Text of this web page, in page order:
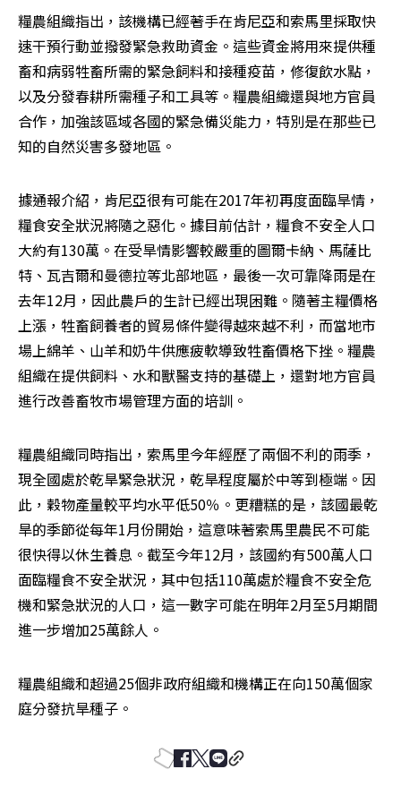
糧農組織指出，該機構已經著手在肯尼亞和索馬里採取快
速干預行動並撥發緊急救助資金。這些資金將用來提供種
畜和病弱牲畜所需的緊急飼料和接種疫苗，修復飲水點，
以及分發春耕所需種子和工具等。糧農組織還與地方官員
合作，加強該區域各國的緊急備災能力，特別是在那些已
知的自然災害多發地區。
據通報介紹，肯尼亞很有可能在2017年初再度面臨旱情，
糧食安全狀況將隨之惡化。據目前估計，糧食不安全人口
大約有130萬。在受旱情影響較嚴重的圖爾卡納、馬薩比
特、瓦吉爾和曼德拉等北部地區，最後一次可靠降雨是在
去年12月，因此農戶的生計已經出現困難。隨著主糧價格
上漲，牲畜飼養者的貿易條件變得越來越不利，而當地市
場上綿羊、山羊和奶牛供應疲軟導致牲畜價格下挫。糧農
組織在提供飼料、水和獸醫支持的基礎上，還對地方官員
進行改善畜牧市場管理方面的培訓。
糧農組織同時指出，索馬里今年經歷了兩個不利的雨季，
現全國處於乾旱緊急狀況，乾旱程度屬於中等到極端。因
此，穀物產量較平均水平低50％。更糟糕的是，該國最乾
旱的季節從每年1月份開始，這意味著索馬里農民不可能
很快得以休生養息。截至今年12月，該國約有500萬人口
面臨糧食不安全狀況，其中包括110萬處於糧食不安全危
機和緊急狀況的人口，這一數字可能在明年2月至5月期間
進一步增加25萬餘人。
糧農組織和超過25個非政府組織和機構正在向150萬個家
庭分發抗旱種子。